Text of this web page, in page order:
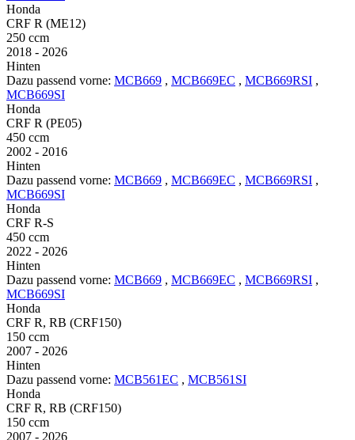
Honda
CRF R (ME12)
250 ccm
2018 - 2026
Hinten
Dazu passend vorne: MCB669 , MCB669EC , MCB669RSI ,
MCB669SI
Honda
CRF R (PE05)
450 ccm
2002 - 2016
Hinten
Dazu passend vorne: MCB669 , MCB669EC , MCB669RSI ,
MCB669SI
Honda
CRF R-S
450 ccm
2022 - 2026
Hinten
Dazu passend vorne: MCB669 , MCB669EC , MCB669RSI ,
MCB669SI
Honda
CRF R, RB (CRF150)
150 ccm
2007 - 2026
Hinten
Dazu passend vorne: MCB561EC , MCB561SI
Honda
CRF R, RB (CRF150)
150 ccm
2007 - 2026